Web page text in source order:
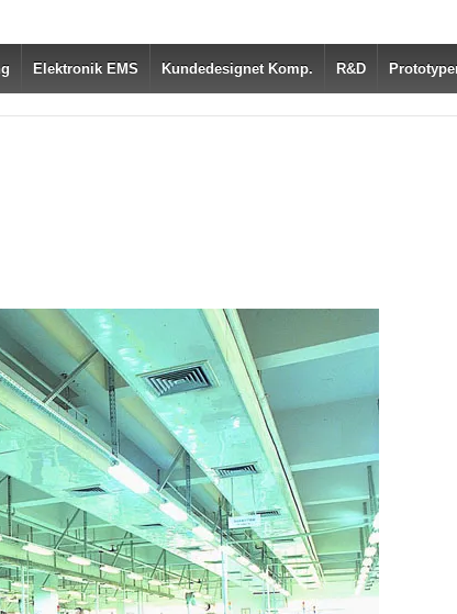
Elektronik EMS Kundedesignet Komp. R&D